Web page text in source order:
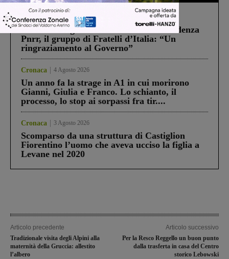
Figline Incisa Valdarno
Piscina di Figline finanziata oltre la scadenza
Pnrr, il gruppo di Fratelli d’Italia: “Un
ringraziamento al Governo”
Cronaca 4 Agosto 2026
Un anno fa la strage in A1 in cui morirono
Gianni, Giulia e Franco. Lo schianto, il
processo, lo stop ai sorpassi fra tir....
Cronaca 3 Agosto 2026
Scomparso da una struttura di Castiglion
Fiorentino l’uomo che aveva ucciso la figlia a
Levane nel 2020
Articolo precedente
Tradizionale visita degli Alpini alla
maternità della Gruccia: allestito
l’albero
Articolo successivo
Per la Resco Reggello un buon punto
dalla trasferta in casa del Centro
storico Lebowski